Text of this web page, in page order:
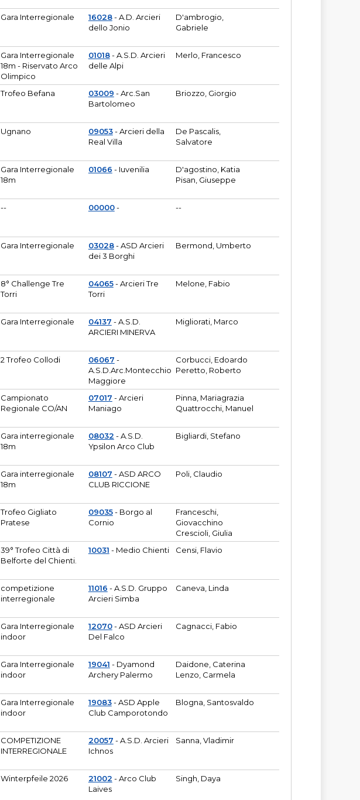
Gara Interregionale 16028- A.D. Arcieri
dello Jonio
D'ambrogio,
Gabriele
Gara Interregionale
18m - Riservato Arco
Olimpico
01018- A.S.D. Arcieri
delle Alpi
Merlo, Francesco
Trofeo Befana 03009 - Arc.San
Bartolomeo
Briozzo, Giorgio
Ugnano 09053- Arcieri della
Real Villa
De Pascalis,
Salvatore
Gara Interregionale
18m
01066 - Iuvenilia
D'agostino, Katia
Pisan, Giuseppe
-- 00000- --
Gara Interregionale 03028- ASD Arcieri
dei 3 Borghi
Bermond, Umberto
8° Challenge Tre
Torri
04065- Arcieri Tre
Torri
Melone, Fabio
Gara Interregionale 04137 - A.S.D.
ARCIERI MINERVA
Migliorati, Marco
2 Trofeo Collodi 06067 -
A.S.D.Arc.Montecchio
Maggiore
Corbucci, Edoardo
Peretto, Roberto
Campionato
Regionale CO/AN
07017 - Arcieri
Maniago
Pinna, Mariagrazia
Quattrocchi, Manuel
Gara interregionale
18m
08032 - A.S.D.
Ypsilon Arco Club
Bigliardi, Stefano
Gara interregionale
18m
08107 - ASD ARCO
CLUB RICCIONE
Poli, Claudio
Trofeo Gigliato
Pratese
09035- Borgo al
Cornio
Franceschi,
Giovacchino
Crescioli, Giulia
39° Trofeo Città di
Belforte del Chienti.
10031 - Medio Chienti Censi, Flavio
competizione
interregionale
11016 - A.S.D. Gruppo
Arcieri Simba
Caneva, Linda
Gara Interregionale
indoor
12070- ASD Arcieri
Del Falco
Cagnacci, Fabio
Gara Interregionale
indoor
19041 - Dyamond
Archery Palermo
Daidone, Caterina
Lenzo, Carmela
Gara Interregionale
indoor
19083- ASD Apple
Club Camporotondo
Blogna, Santosvaldo
COMPETIZIONE
INTERREGIONALE
20057 - A.S.D. Arcieri
Ichnos
Sanna, Vladimir
Winterpfeile 2026 21002 - Arco Club
Laives
Singh, Daya